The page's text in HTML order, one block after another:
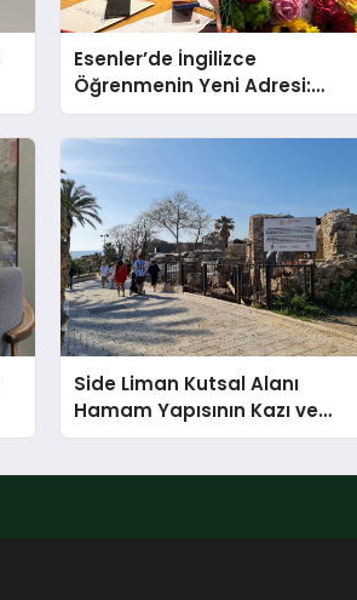
Esenler’de İngilizce
Öğrenmenin Yeni Adresi:
Büyük Açılış Fırsatıyla %20
İndirim!
Side Liman Kutsal Alanı
Hamam Yapısının Kazı ve
Onarımı Selectum